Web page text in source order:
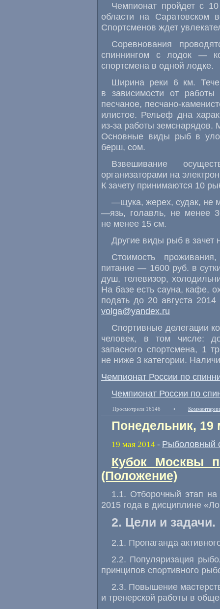
Чемпионат пройдет с
области на Саратовском
Спортсменов ждет
Соревнования
спиннингом с лодок —
спортсмена в одной лодке.
Ширина реки 6 км.
в зависимости от
песчаное, песчано-
илистое. Рельеф дна
из-за работы земснарядов.
Основные виды рыб в
берш, сом.
Взвешивание
организаторами на
К зачету принимаются 10
—щука, жерех, судак, не
—язь, голавль, не менее
не менее 15 см.
Другие виды рыб в зачет
Стоимость проживания,
питание — 1600 руб. в
душ, телевизор,
На базе есть сауна, кафе,
подать до 20 августа 2014
volga@yandex.ru
Спортивные делегации
человек,
в том числе: до
запасного спортсмена, 1
не ниже 3 категории.
Чемпионат России по
Чемпионат России по
Просмотрели 16146 •
Понедельник, 19
19 мая 2014 - Рыболовный
Кубок Москвы
(Положение)
1.1. Отборочный этап на
2015 года в дисциплине
2. Цели и задачи.
2.1. Пропаганда
2.2. Популяризация
принципов спортивного
2.3. Повышение
и тренерской работы в